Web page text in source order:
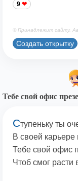
9
© Принадлежит сайту.
Создать открытку
Тебе свой офис
Ступеньку ты
В своей карьере
Тебе свой офис
Чтоб смог расти